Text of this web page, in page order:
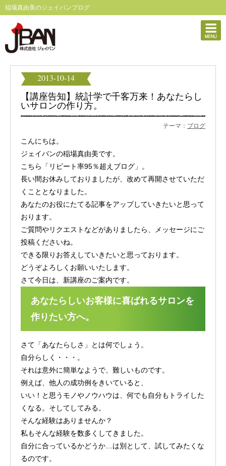
稲場真由美のジェイバンブログ
【講座告知】統計学で千客万来！あなたらし
いサロンの作り方。
2013-10-14
テーマ： ブログ
こんにちは。
ジェイバンの稲場真由美です。
こちら「リピート率95％超えブログ」。
長い間お休みしておりましたが、改めて再開させていただ
くこととなりました。
あなたのお役にたてる記事をアップしていきたいと思って
おります。
ご質問やリクエストなどがありましたら、メッセージにご
投稿くださいね。
できる限りお答えしていきたいと思っております。
どうぞよろしくお願いいたします。
さて今日は、新講座のご案内です。
あなたらしいお客様に喜ばれるサロンを
作りたい方へ。
さて「あなたらしさ」とは何でしょう。
自分らしく・・・。
それは意外に簡単なようで、難しいものです。
例えば、他人の成功例をきいていると、
いい！と思うモノやノウハウは、何でも自分もトライした
くなる。そしてしてみる。
そんな経験はありませんか？
私もそんな経験を数多くしてきました。
自分に合っているかどうか…は別として、試してみたくな
るのです。